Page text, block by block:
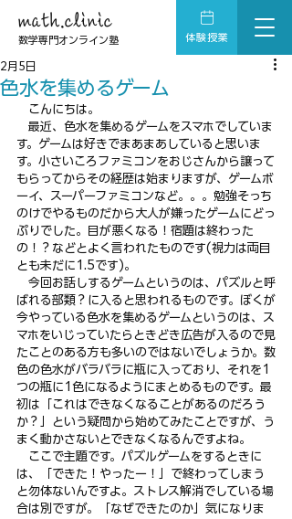
体験授業
math.clinic
数学専門オンライン塾
色水を集めるゲーム
2月5日
こんにちは。
最近、色水を集めるゲームをスマホでしていま
す。ゲームは好きでまあまあしていると思いま
す。小さいころファミコンをおじさんから譲って
もらってからその経歴は始まりますが、ゲームボ
ーイ、スーパーファミコンなど。。。勉強そっち
のけでやるものだから大人が嫌ったゲームにどっ
ぷりでした。目が悪くなる！宿題は終わった
の！？などとよく言われたものです(視力は両目
とも未だに1.5です)。
今回お話しするゲームというのは、パズルと呼
ばれる部類？に入ると思われるものです。ぼくが
今やっている色水を集めるゲームというのは、ス
マホをいじっていたらときどき広告が入るので見
たことのある方も多いのではないでしょうか。数
色の色水がバラバラに瓶に入っており、それを1
つの瓶に1色になるようにまとめるものです。最
初は「これはできなくなることがあるのだろう
か？」という疑問から始めてみたことですが、う
まく動かさないとできなくなるんですよね。
ここで主題です。パズルゲームをするときに
は、「できた！やったー！」で終わってしまう
と勿体ないんですよ。ストレス解消でしている場
合は別ですが。「なぜできたのか」気になりま